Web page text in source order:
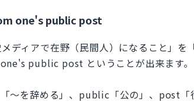
one's public post
メディアで在野（民間人）になること」を
public post ということが出来ます。
～を辞める」、public「公の」、post「